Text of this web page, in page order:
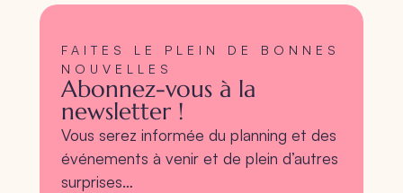
FAITES LE PLEIN DE BONNES
NOUVELLES
Abonnez-vous à la
newsletter !
Vous serez informée du planning et des
événements à venir et de plein d’autres
surprises…